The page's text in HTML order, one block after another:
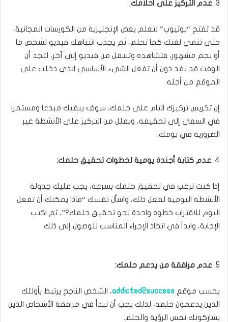
3. عدم التركيز على أحلامك:
قد تفتح “يوتيوب” لتعلم بعض الإنجليزية من الكورسات المجانية،
حتى تنمي لغتك كما تحلم، ثم يجذب انتباهك فيديو لشخص ما
أو نجم مشهور، فتشاهده وتنتقل من فيديو إلى آخر، لتجد أن
الوقت قد نفد دون أن تفعل الشيء الأساسي الذي دخلت على
الموقع من أجله.
إن تكريس تركيزك التام على حلمك، سوف يبقيك مبدعا ومستمرا
في السعي إلى تحقيقه، ويقلل من التركيز على الأنشطة غير
الضرورية في يومك.
4. عدم كتابة أجندة يومية لخطوات تحقيق حلمك:
إذا كنت ترغب في تحقيق حلمك بسرعة، يجب عليك جدولة
الأنشطة اليومية لفعل ذلك، واسأل نفسك “ماذا يمكنك أن تفعل
اليوم للاقتراب خطوة واحدة نحو تحقيق حلمك؟”، ثم اكتب
الإجابة، وابدأ في اتخاذ الإجراء المناسب للوصول إلى ذلك.
5. عدم مرافقة من يدعم حلمك:
بحسب موقع addicted2success، الشخص الناجح يرتبط بأولئك
الذين يدعمون حلمه، لذلك يجب أن تبدأ في مرافقة الأشخاص الذين
يشاركونك نفس الرؤية والحلم.